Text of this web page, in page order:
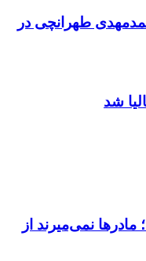
طهرانچی در
شد
نمی‌میرند از